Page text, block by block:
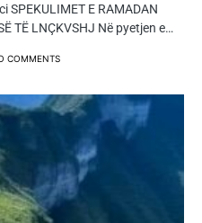
E RAMADAN
TË LNÇKVSHJ Në pyetjen e…
COMMENTS